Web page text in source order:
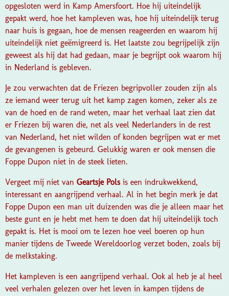
opgesloten werd in Kamp Amersfoort. Hoe hij uiteindelijk
gepakt werd, hoe het kampleven was, hoe hij uiteindelijk terug
naar huis is gegaan, hoe de mensen reageerden en waarom hij
uiteindelijk niet geëmigreerd is. Het laatste zou begrijpelijk zijn
geweest als hij dat had gedaan, maar je begrijpt ook waarom hij
in Nederland is gebleven.
Je zou verwachten dat de Friezen begripvoller zouden zijn als
ze iemand weer terug uit het kamp zagen komen, zeker als ze
van de hoed en de rand weten, maar het verhaal laat zien dat
er Friezen bij waren die, net als veel Nederlanders in de rest
van Nederland, het niet wilden of konden begrijpen wat er met
de gevangenen is gebeurd. Gelukkig waren er ook mensen die
Foppe Dupon niet in de steek lieten.
Vergeet mij niet van Geartsje Pols is een indrukwekkend,
interessant en aangrijpend verhaal. Al in het begin merk je dat
Foppe Dupon een man uit duizenden was die je alleen maar het
beste gunt en je hebt met hem te doen dat hij uiteindelijk toch
gepakt is. Het is mooi om te lezen hoe veel boeren op hun
manier tijdens de Tweede Wereldoorlog verzet boden, zoals bij
de melkstaking.
Het kampleven is een aangrijpend verhaal. Ook al heb je al heel
veel verhalen gelezen over het leven in kampen tijdens de